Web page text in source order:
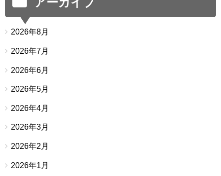
2026年8月
2026年7月
2026年6月
2026年5月
2026年4月
2026年3月
2026年2月
2026年1月